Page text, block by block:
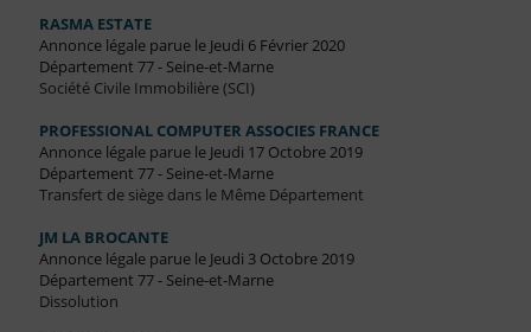
RASMA ESTATE
Annonce légale parue le Jeudi 6 Février 2020
Département 77 - Seine-et-Marne
Société Civile Immobilière (SCI)
PROFESSIONAL COMPUTER ASSOCIES FRANCE
Annonce légale parue le Jeudi 17 Octobre 2019
Département 77 - Seine-et-Marne
Transfert de siège dans le Même Département
JM LA BROCANTE
Annonce légale parue le Jeudi 3 Octobre 2019
Département 77 - Seine-et-Marne
Dissolution